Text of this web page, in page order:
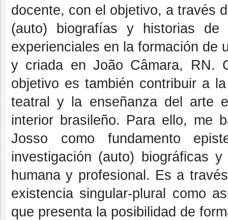
docente, con el objetivo, a través
(auto) biografías y historias de
experienciales en la formación de
y criada en João Câmara, RN.
objetivo es también contribuir a
teatral y la enseñanza del arte
interior brasileño. Para ello, me
Josso como fundamento
investigación (auto) biográficas
humana y profesional. Es a
existencia singular-plural como
que presenta la posibilidad de